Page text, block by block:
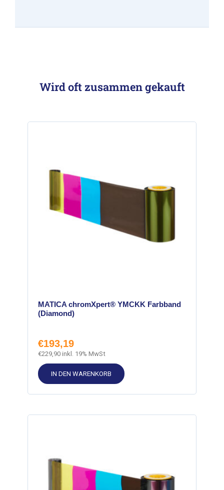
Wird oft zusammen gekauft
MATICA chromXpert® YMCKK Farbband
(Diamond)
€193,19
€229,90 inkl. 19% MwSt
IN DEN WARENKORB